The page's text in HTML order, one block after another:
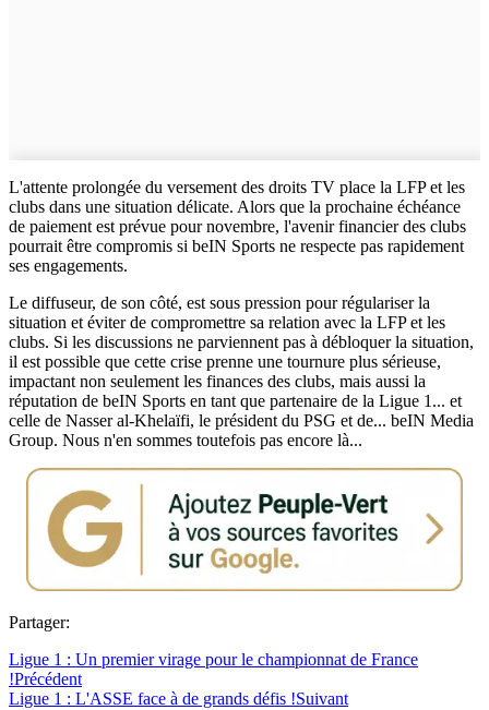
L'attente prolongée du versement des droits TV place la LFP et les
clubs dans une situation délicate. Alors que la prochaine échéance
de paiement est prévue pour novembre, l'avenir financier des clubs
pourrait être compromis si beIN Sports ne respecte pas rapidement
ses engagements.
Le diffuseur, de son côté, est sous pression pour régulariser la
situation et éviter de compromettre sa relation avec la LFP et les
clubs. Si les discussions ne parviennent pas à débloquer la situation,
il est possible que cette crise prenne une tournure plus sérieuse,
impactant non seulement les finances des clubs, mais aussi la
réputation de beIN Sports en tant que partenaire de la Ligue 1... et
celle de Nasser al-Khelaïfi, le président du PSG et de... beIN Media
Group. Nous n'en sommes toutefois pas encore là...
Partager:
Ligue 1 : Un premier virage pour le championnat de France
!Précédent
Ligue 1 : L'ASSE face à de grands défis !Suivant